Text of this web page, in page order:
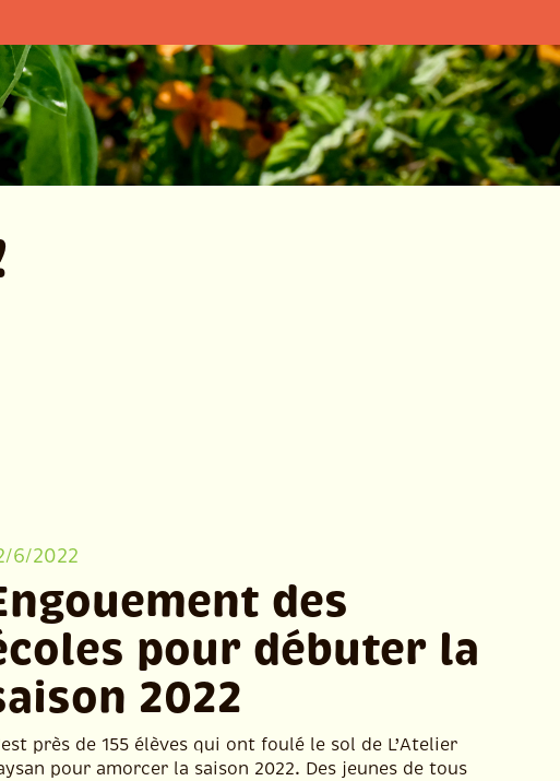
6/2022
des
pour débuter la
2022
près de 155 élèves qui ont foulé le sol de L’Atelier
pour amorcer la saison 2022. Des jeunes de tous